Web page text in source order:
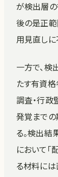
が検出層の
後の是正範
用見直しに
一方で、検
たす有資格
調査・行政
発覚までの
る。検出結
において「
る材料に